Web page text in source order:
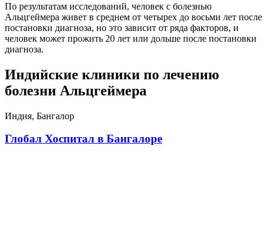
По результатам исследований, человек с болезнью
Альцгеймера живет в среднем от четырех до восьми лет после
постановки диагноза, но это зависит от ряда факторов, и
человек может прожить 20 лет или дольше после постановки
диагноза.
Индийские клиники по лечению
болезни Альцгеймера
Индия, Бангалор
Глобал Хоспитал в Бангалоре